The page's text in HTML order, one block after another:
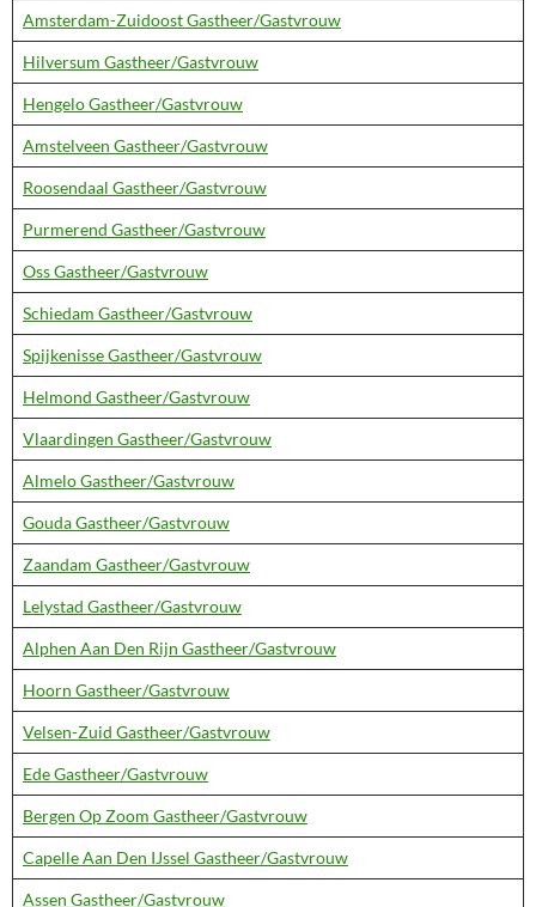
Amsterdam-Zuidoost Gastheer/Gastvrouw
Hilversum Gastheer/Gastvrouw
Hengelo Gastheer/Gastvrouw
Amstelveen Gastheer/Gastvrouw
Roosendaal Gastheer/Gastvrouw
Purmerend Gastheer/Gastvrouw
Oss Gastheer/Gastvrouw
Schiedam Gastheer/Gastvrouw
Spijkenisse Gastheer/Gastvrouw
Helmond Gastheer/Gastvrouw
Vlaardingen Gastheer/Gastvrouw
Almelo Gastheer/Gastvrouw
Gouda Gastheer/Gastvrouw
Zaandam Gastheer/Gastvrouw
Lelystad Gastheer/Gastvrouw
Alphen Aan Den Rijn Gastheer/Gastvrouw
Hoorn Gastheer/Gastvrouw
Velsen-Zuid Gastheer/Gastvrouw
Ede Gastheer/Gastvrouw
Bergen Op Zoom Gastheer/Gastvrouw
Capelle Aan Den IJssel Gastheer/Gastvrouw
Assen Gastheer/Gastvrouw